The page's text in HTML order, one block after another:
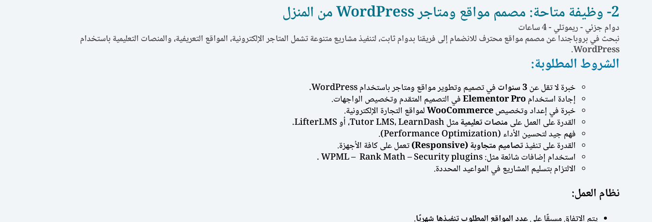
2- وظيفة متاحة: مصمم مواقع ومتاجر WordPress من المنزل
دوام جزئي - ريموتلي - 4 ساعات
نبحث في بروباجندا عن مصمم مواقع محترف للانضمام إلى فريقنا بدوام ثابت، لتنفيذ مشاريع متنوعة تشمل المتاجر الإلكترونية، المواقع التعريفية، والمنصات التعليمية باستخدام
WordPress.
الشروط المطلوبة:
خبرة لا تقل عن3 سنوات
في تصميم وتطوير مواقع ومتاجر باستخدام WordPress.
إجادة استخدامElementor Proفي التصميم المتقدم وتخصيص الواجهات.
خبرة في إعداد وتخصيصWooCommerceلمواقع التجارة الإلكترونية.
القدرة على العمل على منصات تعليميةمثل Tutor LMS، LearnDash، أو LifterLMS.
فهم جيد لتحسين الأداء (Performance Optimization).
القدرة على تنفيذتصاميم متجاوبة (Responsive)
تعمل على كافة الأجهزة.
استخدام إضافات شائعة مثل: WPML – Rank Math – Security plugins .
الالتزام بتسليم المشاريع في المواعيد المحددة.
نظام العمل:
يتم الاتفاق مسبقًا علىعدد المواقع المطلوب تنفيذها شهريًا.